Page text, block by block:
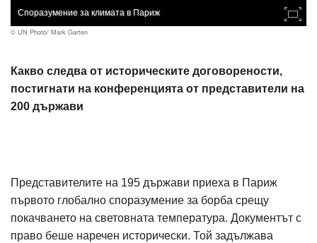
Споразумение за климата в Париж
© UN Photo/ Mark Garten
Какво следва от историческите договорености,
постигнати на конференцията от представители на
200 държави
Представителите на 195 държави приеха в Париж
първото глобално споразумение за борба срещу
покачването на световната температура. Документът с
право беше наречен исторически. Той задължава